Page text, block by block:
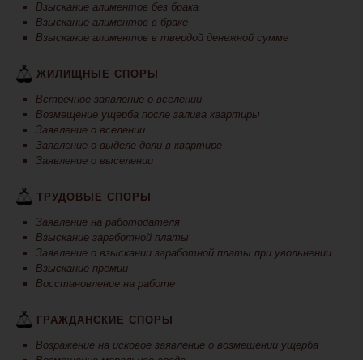
Взыскание алиментов без брака
Взыскание алиментов в браке
Взыскание алиментов в твердой денежной сумме
ЖИЛИЩНЫЕ СПОРЫ
Встречное заявление о вселении
Возмещение ущерба после залива квартиры
Заявление о вселении
Заявление о выделе доли в квартире
Заявление о выселении
ТРУДОВЫЕ СПОРЫ
Заявление на работодателя
Взыскание заработной платы
Заявление о взыскании заработной платы при увольнении
Взыскание премии
Восстановление на работе
ГРАЖДАНСКИЕ СПОРЫ
Возражение на исковое заявление о возмещении ущерба